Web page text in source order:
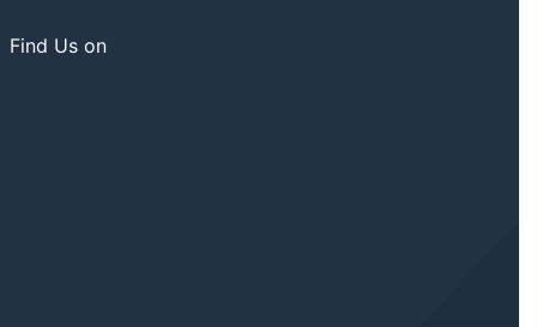
Find Us on